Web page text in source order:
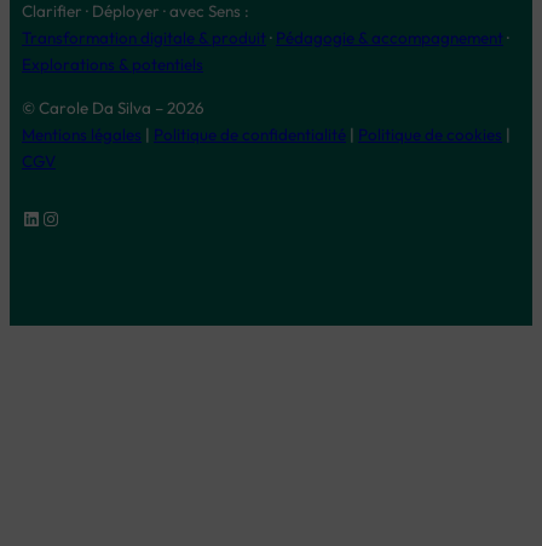
Clarifier · Déployer · avec Sens :
Transformation digitale & produit · Pédagogie & accompagnement ·
Explorations & potentiels
© Carole Da Silva – 2026
Mentions légales | Politique de confidentialité | Politique de cookies |
CGV
LinkedIn Instagram